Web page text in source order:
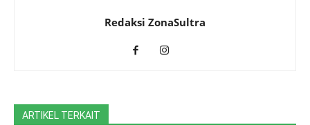
Redaksi ZonaSultra
ARTIKEL TERKAIT